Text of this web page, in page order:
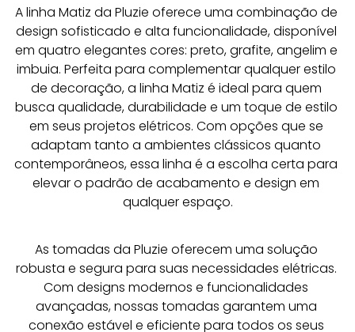
A linha Matiz da Pluzie oferece uma combinação de
design sofisticado e alta funcionalidade, disponível
em quatro elegantes cores: preto, grafite, angelim e
imbuia. Perfeita para complementar qualquer estilo
de decoração, a linha Matiz é ideal para quem
busca qualidade, durabilidade e um toque de estilo
em seus projetos elétricos. Com opções que se
adaptam tanto a ambientes clássicos quanto
contemporâneos, essa linha é a escolha certa para
elevar o padrão de acabamento e design em
qualquer espaço.
As tomadas da Pluzie oferecem uma solução
robusta e segura para suas necessidades elétricas.
Com designs modernos e funcionalidades
avançadas, nossas tomadas garantem uma
conexão estável e eficiente para todos os seus